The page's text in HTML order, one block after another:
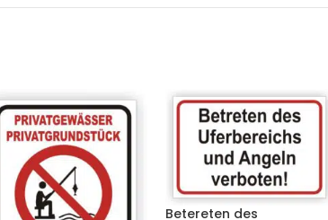
Betereten des